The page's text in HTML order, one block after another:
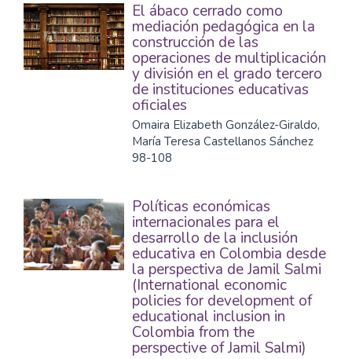
El ábaco cerrado como
mediación pedagógica en la
construcción de las
operaciones de multiplicación
y división en el grado tercero
de instituciones educativas
oficiales
Omaira Elizabeth González-Giraldo,
María Teresa Castellanos Sánchez
98-108
Políticas económicas
internacionales para el
desarrollo de la inclusión
educativa en Colombia desde
la perspectiva de Jamil Salmi
(International economic
policies for development of
educational inclusion in
Colombia from the
perspective of Jamil Salmi)